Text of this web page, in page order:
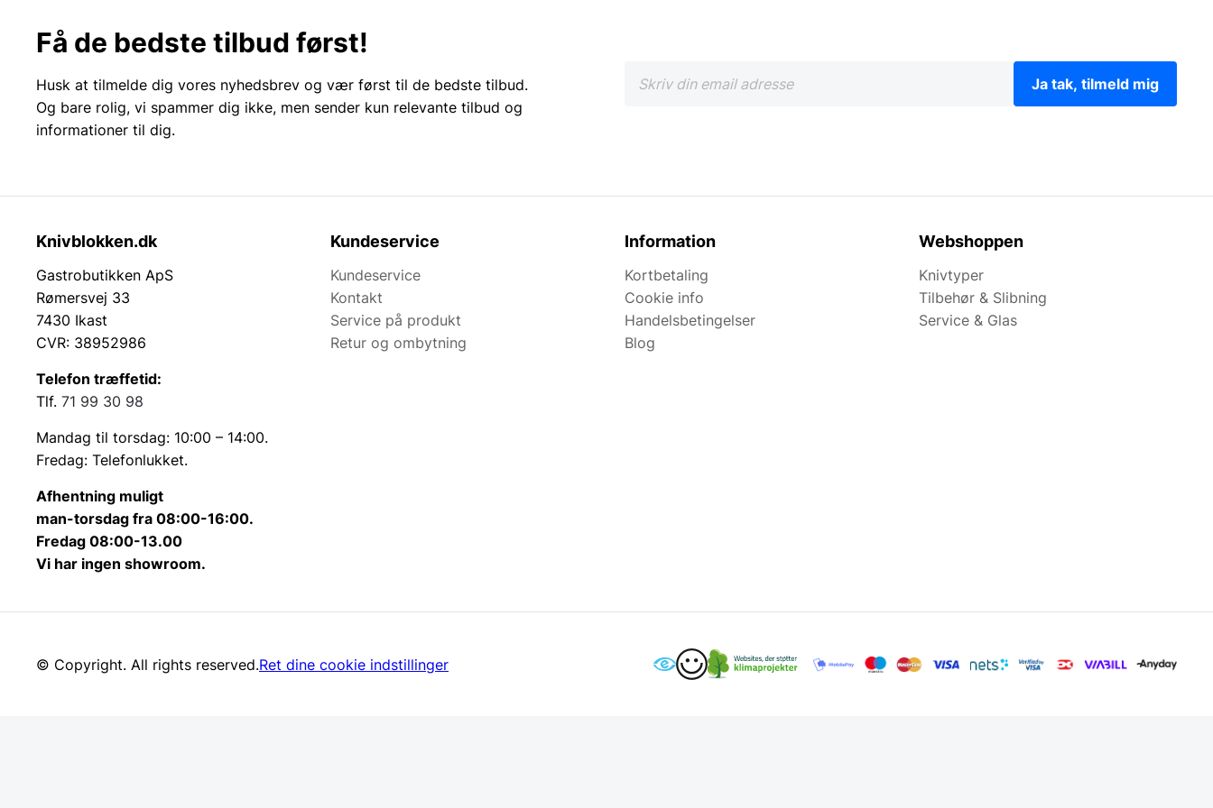
Få de bedste tilbud først!
Husk at tilmelde dig vores nyhedsbrev og vær først til de bedste tilbud.
Og bare rolig, vi spammer dig ikke, men sender kun relevante tilbud og
informationer til dig.
Ja tak, tilmeld mig
Knivblokken.dk
Gastrobutikken ApS
Rømersvej 33
7430 Ikast
CVR: 38952986
Telefon træffetid:
Tlf. 71 99 30 98
Mandag til torsdag: 10:00 – 14:00.
Fredag: Telefonlukket.
Afhentning muligt
man-torsdag fra 08:00-16:00.
Fredag 08:00-13.00
Vi har ingen showroom.
Kundeservice
Kundeservice
Kontakt
Service på produkt
Retur og ombytning
Information
Kortbetaling
Cookie info
Handelsbetingelser
Blog
Webshoppen
Knivtyper
Tilbehør & Slibning
Service & Glas
© Copyright. All rights reserved.Ret dine cookie indstillinger